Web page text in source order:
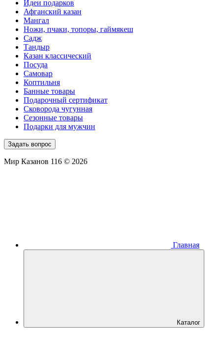
Идеи подарков
Афганский казан
Мангал
Ножи, пчаки, топоры, гаймякеш
Садж
Тандыр
Казан классический
Посуда
Самовар
Коптильня
Банные товары
Подарочный сертификат
Сковорода чугунная
Сезонные товары
Подарки для мужчин
Задать вопрос
Мир Казанов 116 © 2026
Главная
Каталог